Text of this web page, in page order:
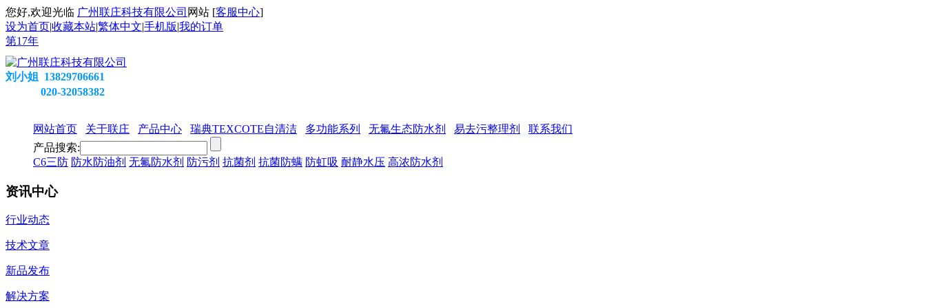
您好,欢迎光临 广州联庄科技有限公司 网站 [客服中心]
设为首页|收藏本站|繁体中文|手机版|我的订单
第17年
刘小姐 13829706661
020-32058382
网站首页 关于联庄 产品中心 瑞典TEXCOTE自清洁 多功能系列 无氟生态防水剂 易去污整理剂
联系我们
产品搜索:
C6三防 防水防油剂 无氟防水剂 防污剂 抗菌剂 抗菌防螨 防虹吸 耐静水压 高浓防水剂
资讯中心
行业动态
技术文章
新品发布
解决方案